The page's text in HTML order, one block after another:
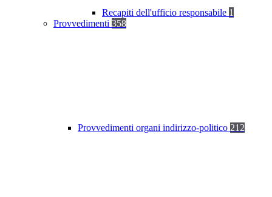
Recapiti dell'ufficio responsabile 1
Provvedimenti 358
Provvedimenti organi indirizzo-politico 212